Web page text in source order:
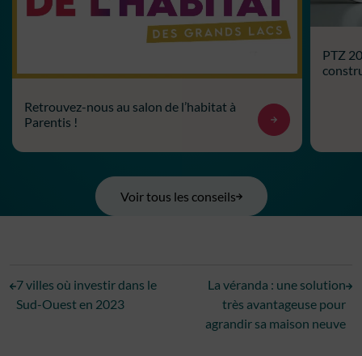
Retrouvez-nous au salon de l’habitat à
Parentis !
PTZ
Voir tous les conseils
7 villes où investir dans le
Sud-Ouest en 2023
La véranda : une solution
très avantageuse pour
agrandir sa maison neuve